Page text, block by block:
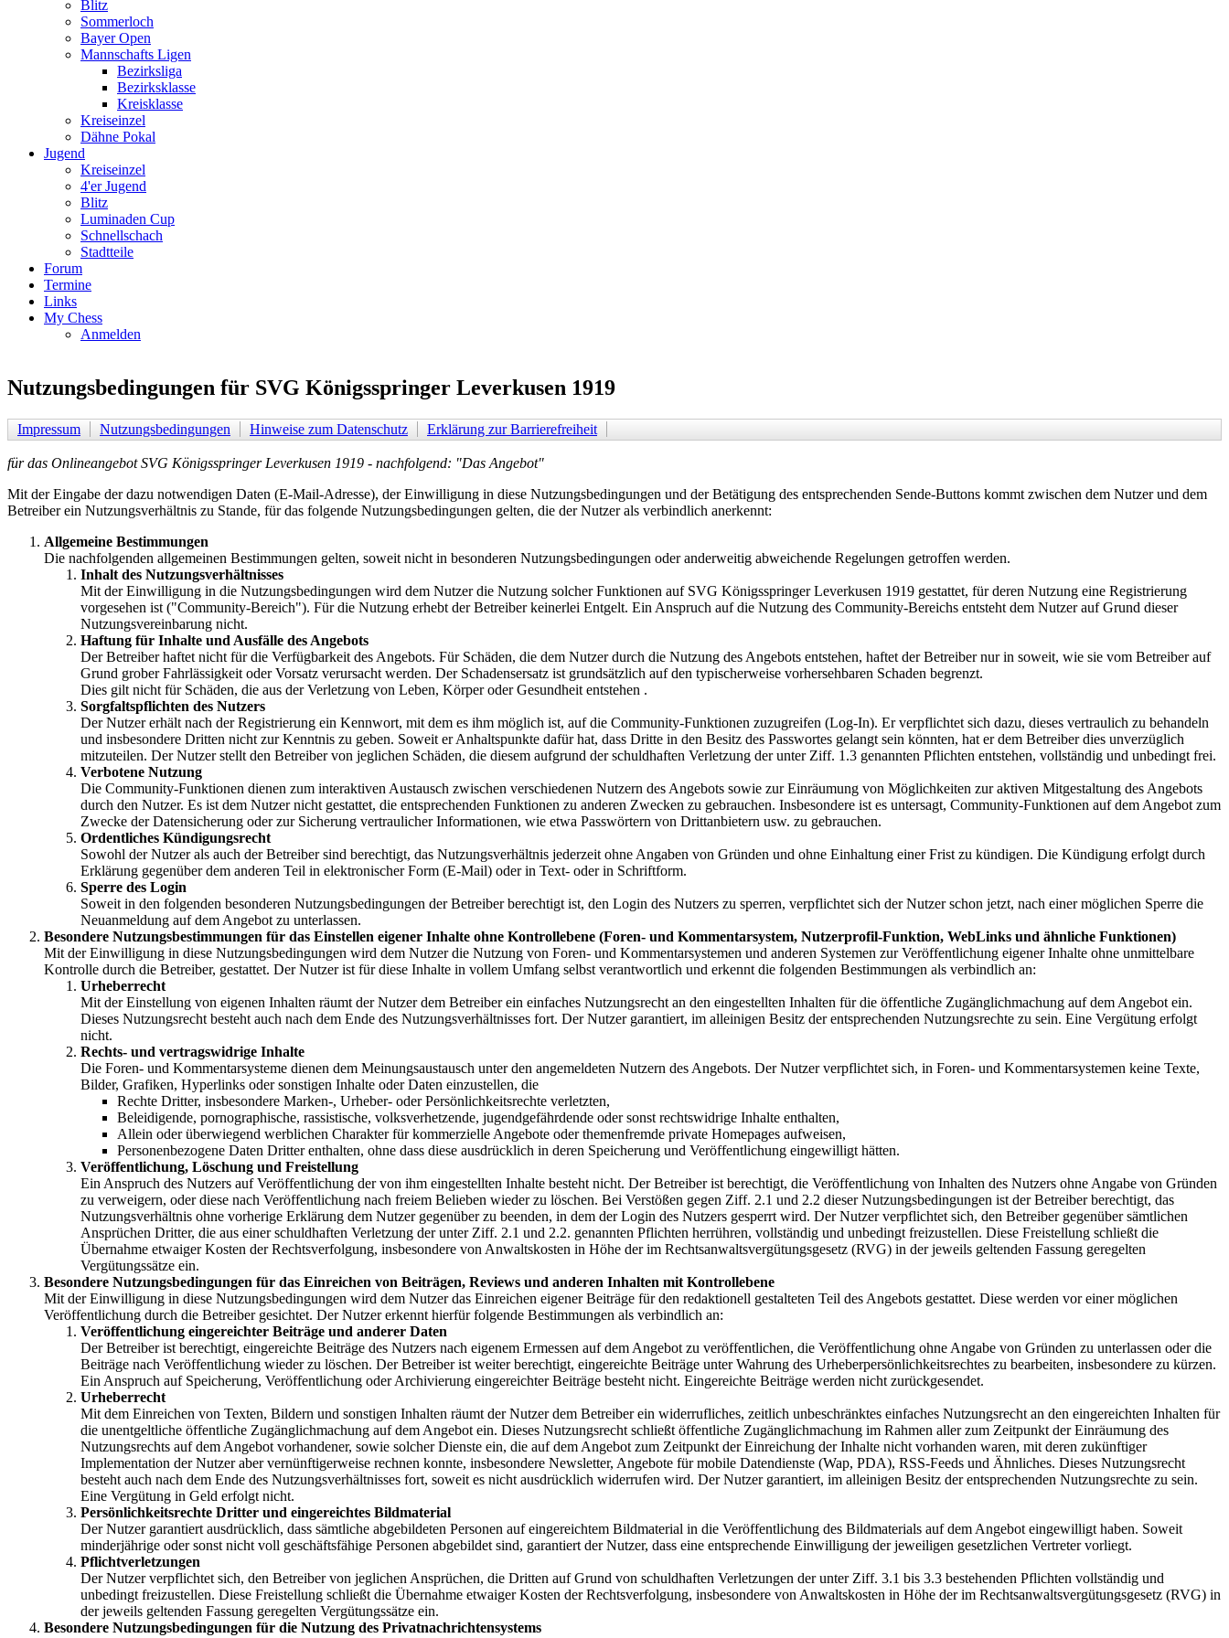
Blitz
Sommerloch
Bayer Open
Mannschafts Ligen
Bezirksliga
Bezirksklasse
Kreisklasse
Kreiseinzel
Dähne Pokal
Jugend
Kreiseinzel
4'er Jugend
Blitz
Luminaden Cup
Schnellschach
Stadtteile
Forum
Termine
Links
My Chess
Anmelden
Nutzungsbedingungen für SVG Königsspringer Leverkusen 1919
Impressum Nutzungsbedingungen Hinweise zum Datenschutz Erklärung zur Barrierefreiheit
für das Onlineangebot SVG Königsspringer Leverkusen 1919 - nachfolgend: "Das Angebot"
Mit der Eingabe der dazu notwendigen Daten (E-Mail-Adresse), der Einwilligung in diese Nutzungsbedingungen und der Betätigung des entsprechenden Sende-Buttons kommt zwischen dem Nutzer und dem
Betreiber ein Nutzungsverhältnis zu Stande, für das folgende Nutzungsbedingungen gelten, die der Nutzer als verbindlich anerkennt:
Allgemeine Bestimmungen
Die nachfolgenden allgemeinen Bestimmungen gelten, soweit nicht in besonderen Nutzungsbedingungen oder anderweitig abweichende Regelungen getroffen werden.
Inhalt des Nutzungsverhältnisses
Mit der Einwilligung in die Nutzungsbedingungen wird dem Nutzer die Nutzung solcher Funktionen auf SVG Königsspringer Leverkusen 1919 gestattet, für deren Nutzung eine Registrierung
vorgesehen ist ("Community-Bereich"). Für die Nutzung erhebt der Betreiber keinerlei Entgelt. Ein Anspruch auf die Nutzung des Community-Bereichs entsteht dem Nutzer auf Grund dieser
Nutzungsvereinbarung nicht.
Haftung für Inhalte und Ausfälle des Angebots
Der Betreiber haftet nicht für die Verfügbarkeit des Angebots. Für Schäden, die dem Nutzer durch die Nutzung des Angebots entstehen, haftet der Betreiber nur in soweit, wie sie vom Betreiber auf
Grund grober Fahrlässigkeit oder Vorsatz verursacht werden. Der Schadensersatz ist grundsätzlich auf den typischerweise vorhersehbaren Schaden begrenzt.
Dies gilt nicht für Schäden, die aus der Verletzung von Leben, Körper oder Gesundheit entstehen .
Sorgfaltspflichten des Nutzers
Der Nutzer erhält nach der Registrierung ein Kennwort, mit dem es ihm möglich ist, auf die Community-Funktionen zuzugreifen (Log-In). Er verpflichtet sich dazu, dieses vertraulich zu behandeln
und insbesondere Dritten nicht zur Kenntnis zu geben. Soweit er Anhaltspunkte dafür hat, dass Dritte in den Besitz des Passwortes gelangt sein könnten, hat er dem Betreiber dies unverzüglich
mitzuteilen. Der Nutzer stellt den Betreiber von jeglichen Schäden, die diesem aufgrund der schuldhaften Verletzung der unter Ziff. 1.3 genannten Pflichten entstehen, vollständig und unbedingt frei.
Verbotene Nutzung
Die Community-Funktionen dienen zum interaktiven Austausch zwischen verschiedenen Nutzern des Angebots sowie zur Einräumung von Möglichkeiten zur aktiven Mitgestaltung des Angebots
durch den Nutzer. Es ist dem Nutzer nicht gestattet, die entsprechenden Funktionen zu anderen Zwecken zu gebrauchen. Insbesondere ist es untersagt, Community-Funktionen auf dem Angebot zum
Zwecke der Datensicherung oder zur Sicherung vertraulicher Informationen, wie etwa Passwörtern von Drittanbietern usw. zu gebrauchen.
Ordentliches Kündigungsrecht
Sowohl der Nutzer als auch der Betreiber sind berechtigt, das Nutzungsverhältnis jederzeit ohne Angaben von Gründen und ohne Einhaltung einer Frist zu kündigen. Die Kündigung erfolgt durch
Erklärung gegenüber dem anderen Teil in elektronischer Form (E-Mail) oder in Text- oder in Schriftform.
Sperre des Login
Soweit in den folgenden besonderen Nutzungsbedingungen der Betreiber berechtigt ist, den Login des Nutzers zu sperren, verpflichtet sich der Nutzer schon jetzt, nach einer möglichen Sperre die
Neuanmeldung auf dem Angebot zu unterlassen.
Besondere Nutzungsbestimmungen für das Einstellen eigener Inhalte ohne Kontrollebene (Foren- und Kommentarsystem, Nutzerprofil-Funktion, WebLinks und ähnliche Funktionen)
Mit der Einwilligung in diese Nutzungsbedingungen wird dem Nutzer die Nutzung von Foren- und Kommentarsystemen und anderen Systemen zur Veröffentlichung eigener Inhalte ohne unmittelbare
Kontrolle durch die Betreiber, gestattet. Der Nutzer ist für diese Inhalte in vollem Umfang selbst verantwortlich und erkennt die folgenden Bestimmungen als verbindlich an:
Urheberrecht
Mit der Einstellung von eigenen Inhalten räumt der Nutzer dem Betreiber ein einfaches Nutzungsrecht an den eingestellten Inhalten für die öffentliche Zugänglichmachung auf dem Angebot ein.
Dieses Nutzungsrecht besteht auch nach dem Ende des Nutzungsverhältnisses fort. Der Nutzer garantiert, im alleinigen Besitz der entsprechenden Nutzungsrechte zu sein. Eine Vergütung erfolgt
nicht.
Rechts- und vertragswidrige Inhalte
Die Foren- und Kommentarsysteme dienen dem Meinungsaustausch unter den angemeldeten Nutzern des Angebots. Der Nutzer verpflichtet sich, in Foren- und Kommentarsystemen keine Texte,
Bilder, Grafiken, Hyperlinks oder sonstigen Inhalte oder Daten einzustellen, die
Rechte Dritter, insbesondere Marken-, Urheber- oder Persönlichkeitsrechte verletzten,
Beleidigende, pornographische, rassistische, volksverhetzende, jugendgefährdende oder sonst rechtswidrige Inhalte enthalten,
Allein oder überwiegend werblichen Charakter für kommerzielle Angebote oder themenfremde private Homepages aufweisen,
Personenbezogene Daten Dritter enthalten, ohne dass diese ausdrücklich in deren Speicherung und Veröffentlichung eingewilligt hätten.
Veröffentlichung, Löschung und Freistellung
Ein Anspruch des Nutzers auf Veröffentlichung der von ihm eingestellten Inhalte besteht nicht. Der Betreiber ist berechtigt, die Veröffentlichung von Inhalten des Nutzers ohne Angabe von Gründen
zu verweigern, oder diese nach Veröffentlichung nach freiem Belieben wieder zu löschen. Bei Verstößen gegen Ziff. 2.1 und 2.2 dieser Nutzungsbedingungen ist der Betreiber berechtigt, das
Nutzungsverhältnis ohne vorherige Erklärung dem Nutzer gegenüber zu beenden, in dem der Login des Nutzers gesperrt wird. Der Nutzer verpflichtet sich, den Betreiber gegenüber sämtlichen
Ansprüchen Dritter, die aus einer schuldhaften Verletzung der unter Ziff. 2.1 und 2.2. genannten Pflichten herrühren, vollständig und unbedingt freizustellen. Diese Freistellung schließt die
Übernahme etwaiger Kosten der Rechtsverfolgung, insbesondere von Anwaltskosten in Höhe der im Rechtsanwaltsvergütungsgesetz (RVG) in der jeweils geltenden Fassung geregelten
Vergütungssätze ein.
Besondere Nutzungsbedingungen für das Einreichen von Beiträgen, Reviews und anderen Inhalten mit Kontrollebene
Mit der Einwilligung in diese Nutzungsbedingungen wird dem Nutzer das Einreichen eigener Beiträge für den redaktionell gestalteten Teil des Angebots gestattet. Diese werden vor einer möglichen
Veröffentlichung durch die Betreiber gesichtet. Der Nutzer erkennt hierfür folgende Bestimmungen als verbindlich an:
Veröffentlichung eingereichter Beiträge und anderer Daten
Der Betreiber ist berechtigt, eingereichte Beiträge des Nutzers nach eigenem Ermessen auf dem Angebot zu veröffentlichen, die Veröffentlichung ohne Angabe von Gründen zu unterlassen oder die
Beiträge nach Veröffentlichung wieder zu löschen. Der Betreiber ist weiter berechtigt, eingereichte Beiträge unter Wahrung des Urheberpersönlichkeitsrechtes zu bearbeiten, insbesondere zu kürzen.
Ein Anspruch auf Speicherung, Veröffentlichung oder Archivierung eingereichter Beiträge besteht nicht. Eingereichte Beiträge werden nicht zurückgesendet.
Urheberrecht
Mit dem Einreichen von Texten, Bildern und sonstigen Inhalten räumt der Nutzer dem Betreiber ein widerrufliches, zeitlich unbeschränktes einfaches Nutzungsrecht an den eingereichten Inhalten für
die unentgeltliche öffentliche Zugänglichmachung auf dem Angebot ein. Dieses Nutzungsrecht schließt öffentliche Zugänglichmachung im Rahmen aller zum Zeitpunkt der Einräumung des
Nutzungsrechts auf dem Angebot vorhandener, sowie solcher Dienste ein, die auf dem Angebot zum Zeitpunkt der Einreichung der Inhalte nicht vorhanden waren, mit deren zukünftiger
Implementation der Nutzer aber vernünftigerweise rechnen konnte, insbesondere Newsletter, Angebote für mobile Datendienste (Wap, PDA), RSS-Feeds und Ähnliches. Dieses Nutzungsrecht
besteht auch nach dem Ende des Nutzungsverhältnisses fort, soweit es nicht ausdrücklich widerrufen wird. Der Nutzer garantiert, im alleinigen Besitz der entsprechenden Nutzungsrechte zu sein.
Eine Vergütung in Geld erfolgt nicht.
Persönlichkeitsrechte Dritter und eingereichtes Bildmaterial
Der Nutzer garantiert ausdrücklich, dass sämtliche abgebildeten Personen auf eingereichtem Bildmaterial in die Veröffentlichung des Bildmaterials auf dem Angebot eingewilligt haben. Soweit
minderjährige oder sonst nicht voll geschäftsfähige Personen abgebildet sind, garantiert der Nutzer, dass eine entsprechende Einwilligung der jeweiligen gesetzlichen Vertreter vorliegt.
Pflichtverletzungen
Der Nutzer verpflichtet sich, den Betreiber von jeglichen Ansprüchen, die Dritten auf Grund von schuldhaften Verletzungen der unter Ziff. 3.1 bis 3.3 bestehenden Pflichten vollständig und
unbedingt freizustellen. Diese Freistellung schließt die Übernahme etwaiger Kosten der Rechtsverfolgung, insbesondere von Anwaltskosten in Höhe der im Rechtsanwaltsvergütungsgesetz (RVG) in
der jeweils geltenden Fassung geregelten Vergütungssätze ein.
Besondere Nutzungsbedingungen für die Nutzung des Privatnachrichtensystems